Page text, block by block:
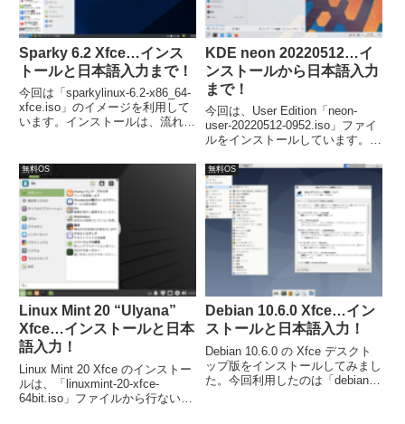
Sparky 6.2 Xfce…インス
トールと日本語入力まで！
今回は「sparkylinux-6.2-x86_64-
xfce.iso」のイメージを利用して
います。インストールは、流れに
力は、別途コマンドで Fcitx をイ
ンストールしました。
KDE neon 20220512…イ
ンストールから日本語入力
まで！
今回は、User Edition「neon-
user-20220512-0952.iso」ファイ
ルをインストールしています。イ
了すると思いますが、日本語入力
について別途対応が必要でした。
無料OS
Linux Mint 20 “Ulyana”
Xfce…インストールと日本
語入力！
Linux Mint 20 Xfce のインストー
ルは、「linuxmint-20-xfce-
64bit.iso」ファイルから行ないま
無料OS
Debian 10.6.0 Xfce…イン
ストールと日本語入力！
Debian 10.6.0 の Xfce デスクト
ップ版をインストールしてみまし
た。今回利用したのは「debian-